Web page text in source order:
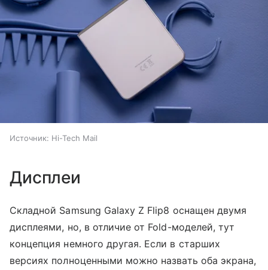
Источник: Hi-Tech Mail
Дисплеи
Складной Samsung Galaxy Z Flip8 оснащен двумя
дисплеями, но, в отличие от Fold-моделей, тут
концепция немного другая. Если в старших
версиях полноценными можно назвать оба экрана,